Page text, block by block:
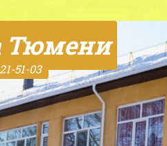
Тюмени
51-03